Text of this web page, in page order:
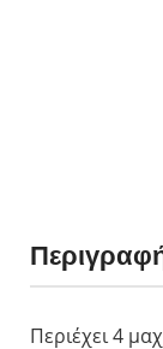
Περιέχει 4